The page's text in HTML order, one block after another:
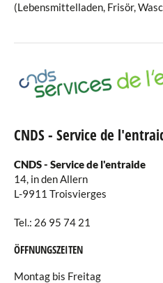
(Lebensmittelladen, Frisör,
CNDS - Service de
CNDS - Service de l'entraide
14, in den Allern
L-9911 Troisvierges
Tel.: 26 95 74 21
ÖFFNUNGSZEITEN
Montag bis Freitag